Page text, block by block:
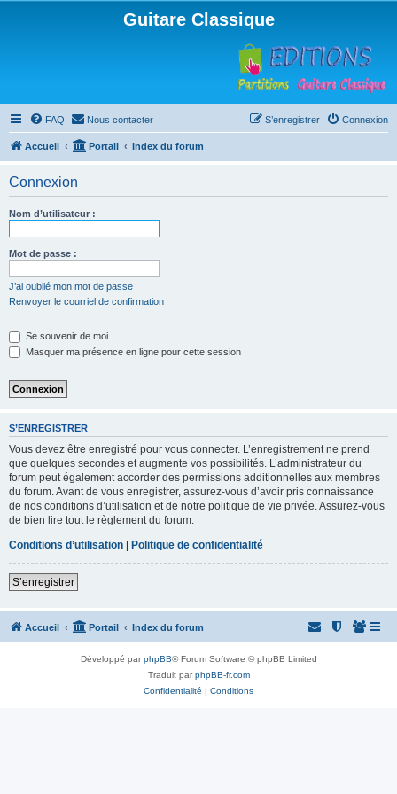
Guitare Classique
FAQ Nous contacter Connexion
S’enregistrer
Accueil Portail Index du forum
Connexion
Nom d’utilisateur :
Mot de passe :
J’ai oublié mon mot de passe
Renvoyer le courriel de confirmation
Se souvenir de moi
Masquer ma présence en ligne pour cette session
S’ENREGISTRER
Vous devez être enregistré pour vous connecter. L’enregistrement ne prend
que quelques secondes et augmente vos possibilités. L’administrateur du
forum peut également accorder des permissions additionnelles aux membres
du forum. Avant de vous enregistrer, assurez-vous d’avoir pris connaissance
de nos conditions d’utilisation et de notre politique de vie privée. Assurez-vous
de bien lire tout le règlement du forum.
Conditions d’utilisation | Politique de confidentialité
S’enregistrer
Accueil Portail Index du forum
Développé parphpBB® Forum Software © phpBB Limited
Traduit parphpBB-fr.com
Confidentialité | Conditions